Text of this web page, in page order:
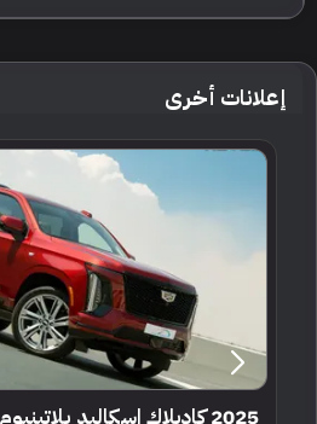
إعلانات أخرى
2025 كاديلاك اسكاليد بلاتينيوم